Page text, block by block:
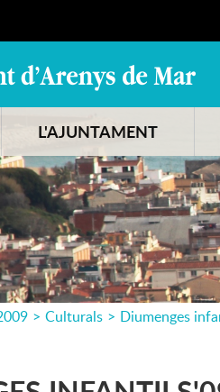
L'AJUNTAMENT
> Culturals > Diumenges